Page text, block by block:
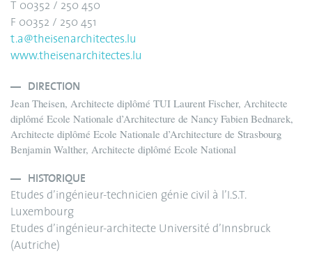
T 00352 / 250 450
F 00352 / 250 451
t.a@theisenarchitectes.lu
www.theisenarchitectes.lu
DIRECTION
Jean Theisen, Architecte diplômé TUI Laurent Fischer, Architecte
diplômé Ecole Nationale d’Architecture de Nancy Fabien Bednarek,
Architecte diplômé Ecole Nationale d’Architecture de Strasbourg
Benjamin Walther, Architecte diplômé Ecole National
HISTORIQUE
Etudes d’ingénieur-technicien génie civil à l’I.S.T.
Luxembourg
Etudes d’ingénieur-architecte Université d’Innsbruck
(Autriche)